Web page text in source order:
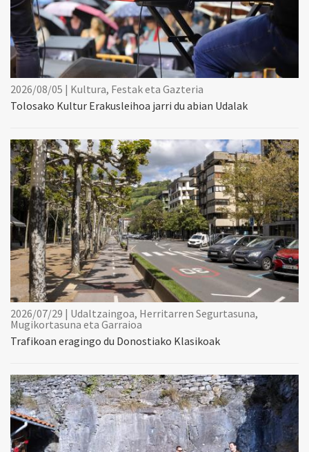
2026/08/05 | Kultura, Festak eta Gazteria
Tolosako Kultur Erakusleihoa jarri du abian Udalak
2026/07/29 | Udaltzaingoa, Herritarren Segurtasuna,
Mugikortasuna eta Garraioa
Trafikoan eragingo du Donostiako Klasikoak